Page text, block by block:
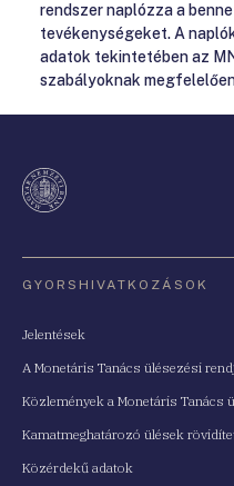
rendszer naplózza a
tevékenységeket. A
adatok tekintetében az
szabályoknak
GYORSHIVATKOZÁSOK
Jelentések
A Monetáris Tanács ülésezési
Közlemények a Monetáris Tanács
Kamatmeghatározó ülések
Közérdekű adatok